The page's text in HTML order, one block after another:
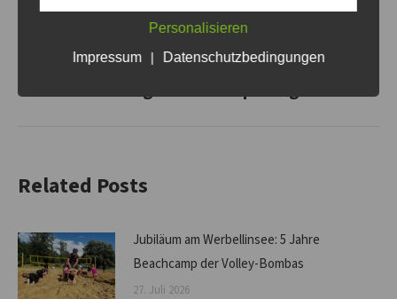
Vorheriger
Beitrag:
Bürgermeisterturnier 2022 – AUSGEBUCHT!!!
NÄCHSTES
Stadliga MOL – 6.Spieltag
Related Posts
Jubiläum am Werbellinsee: 5 Jahre
Beachcamp der Volley-Bombas
27. Juli 2026
Personalisieren
Impressum
| Datenschutzbedingungen